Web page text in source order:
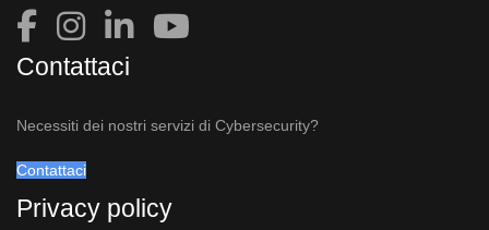
Contattaci
Necessiti dei nostri servizi di Cybersecurity?
Contattaci
Privacy policy